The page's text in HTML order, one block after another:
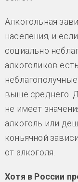
Алкогольная
населения, и
социально
алкоголиков
выше среднего.
не имеет
алкоголь или
коньячной
от алкоголя.
Хотя в России